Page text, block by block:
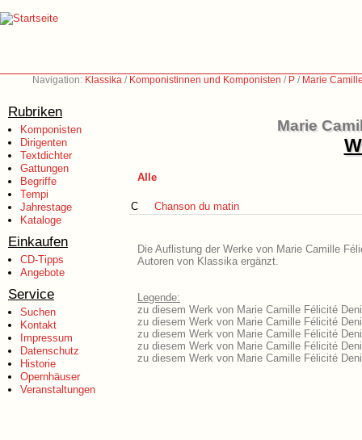
Navigation: Klassika / Komponistinnen und Komponisten / P / Marie
Rubriken
Komponisten
Dirigenten
Textdichter
Gattungen
Begriffe
Tempi
Jahrestage
Kataloge
Einkaufen
CD-Tipps
Angebote
Service
Suchen
Kontakt
Impressum
Datenschutz
Historie
Opernhäuser
Veranstaltungen
Marie
Alle
C Chanson du matin
Die Auflistung der Werke von Marie Camille
Autoren von Klassika ergänzt.
Legende:
zu diesem Werk von Marie Camille Félicité
zu diesem Werk von Marie Camille Félicité
zu diesem Werk von Marie Camille Félicité
zu diesem Werk von Marie Camille Félicité
zu diesem Werk von Marie Camille Félicité